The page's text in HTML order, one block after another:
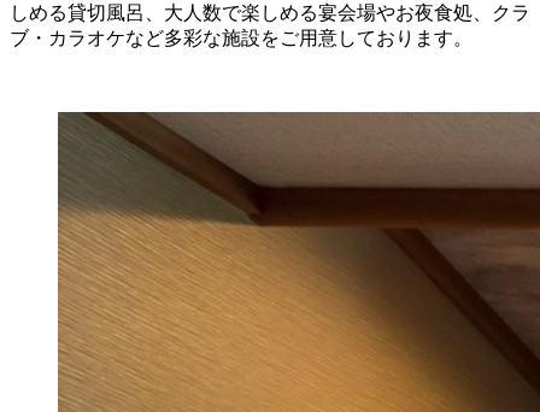
しめる貸切風呂、大人数で楽しめる宴会場やお夜食処、クラ
ブ・カラオケなど多彩な施設をご用意しております。